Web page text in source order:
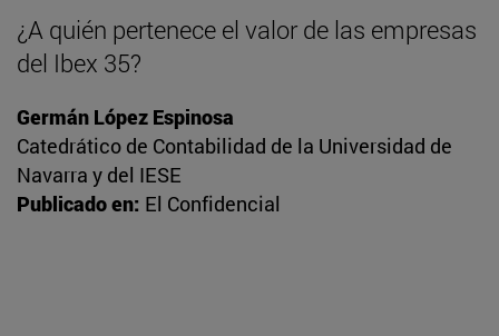
¿A quién pertenece el valor de las empresas
del Ibex 35?
Germán López Espinosa
Catedrático de Contabilidad de la Universidad de
Navarra y del IESE
Publicado en: El Confidencial